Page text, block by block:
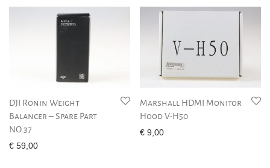
DJI Ronin Weight
Balancer – Spare Part
NO.37
€ 59,00
Marshall HDMI Monitor
Hood V-H50
€ 9,00